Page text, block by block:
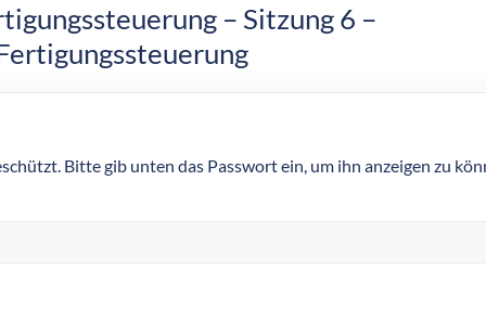
– Sitzung 6 –
Bitte gib unten das Passwort ein, um ihn anzeigen zu